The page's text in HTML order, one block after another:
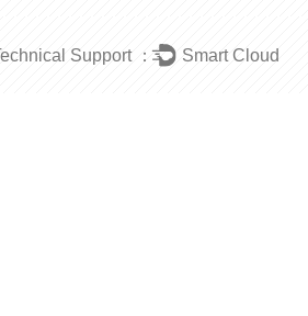
Support ： Smart Cloud